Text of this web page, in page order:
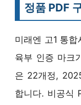
정품 PDF
미래엔 고1 통
육부 인증 마크
은 22개정,
합니다. 비공식